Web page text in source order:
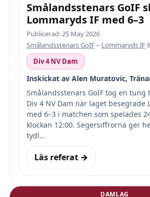
Smålandsstenars GoIF
Lommaryds IF med 6–3
Publicerad: 25 May 2026
Smålandsstenars GoIF– Lommaryds IF
Div 4 NV Dam
Inskickat av Alen Muratovic,
Smålandsstenars GoIF tog en tung
Div 4 NV Dam när laget besegrade
med 6–3 i matchen som spelades
klockan 12:00. Segersiffrorna ger
tydl…
Läs referat →
DAMLAG